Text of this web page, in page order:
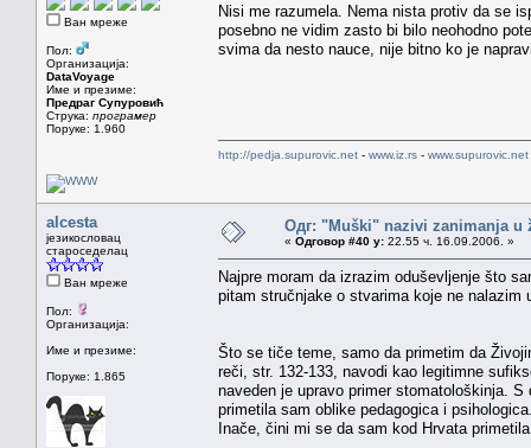
Ван мреже
Пол:
Организација:
DataVoyage
Име и презиме:
Предраг Супуровић
Струка: програмер
Поруке: 1.960
Nisi me razumela. Nema nista protiv da se
posebno ne vidim zasto bi bilo neohodno
svima da nesto nauce, nije bitno ko je
http://pedja.supurovic.net - www.iz.rs - www.supurovic.net
alcesta
језикословац
староседелац
Ван мреже
Пол:
Организација:
Име и презиме:
Поруке: 1.865
Одг: "Muški" nazivi zanimanja u
« Одговор #40 у: 22.55 ч. 16.09.2006. »
Najpre moram da izrazim oduševljenje što
pitam stručnjake o stvarima koje ne nalazim
Što se tiče teme, samo da primetim da
reči, str. 132-133, navodi kao legitimne
naveden je upravo primer stomatološkinja.
primetila sam oblike pedagogica i
Inače, čini mi se da sam kod Hrvata